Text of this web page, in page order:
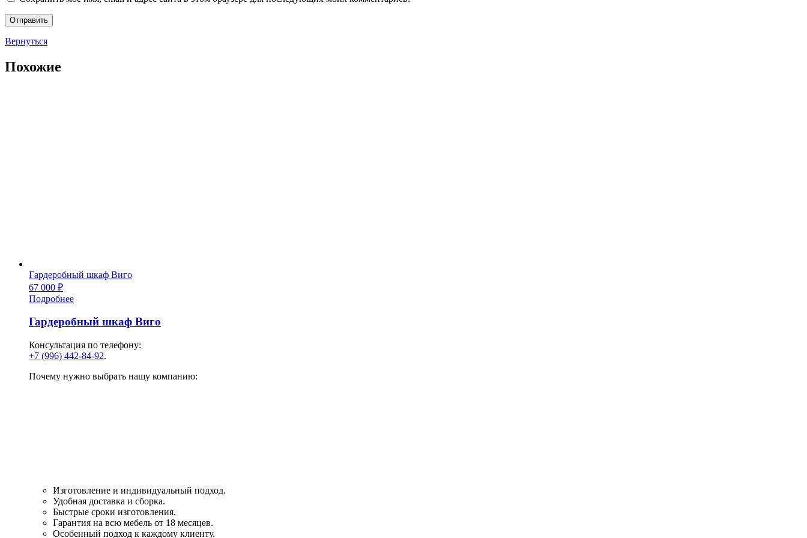
Вернуться
Похожие
Гардеробный шкаф Виго
67 000 ₽
Подробнее
Гардеробный шкаф Виго
Консультация по телефону:
+7 (996) 442-84-92.
Почему нужно выбрать нашу компанию:
Изготовление и индивидуальный подход.
Удобная доставка и сборка.
Быстрые сроки изготовления.
Гарантия на всю мебель от 18 месяцев.
Особенный подход к каждому клиенту.